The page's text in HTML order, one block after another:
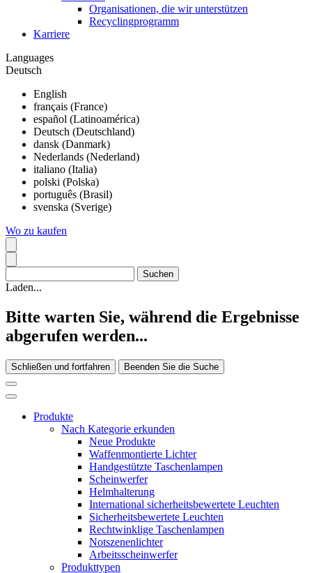
Organisationen, die wir unterstützen
Recyclingprogramm
Karriere
Languages
Deutsch
English
français (France)
español (Latinoamérica)
Deutsch (Deutschland)
dansk (Danmark)
Nederlands (Nederland)
italiano (Italia)
polski (Polska)
português (Brasil)
svenska (Sverige)
Wo zu kaufen
Laden...
Bitte warten Sie, während die Ergebnisse
abgerufen werden...
Schließen und fortfahren Beenden Sie die Suche
Produkte
Nach Kategorie erkunden
Neue Produkte
Waffenmontierte Lichter
Handgestützte Taschenlampen
Scheinwerfer
Helmhalterung
International sicherheitsbewertete Leuchten
Sicherheitsbewertete Leuchten
Rechtwinklige Taschenlampen
Notszenenlichter
Arbeitsscheinwerfer
Produkttypen